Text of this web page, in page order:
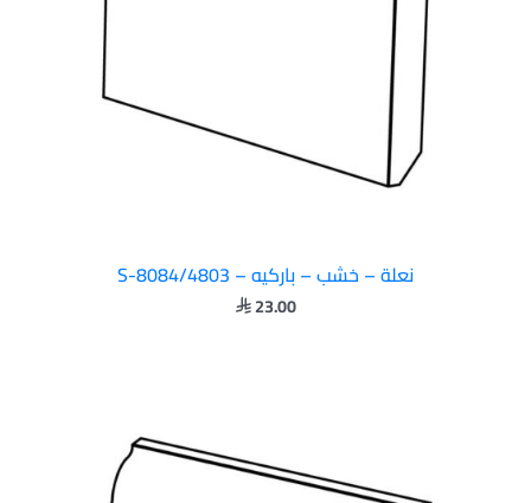
نعلة – خشب – باركيه – S-8084/4803
23.00